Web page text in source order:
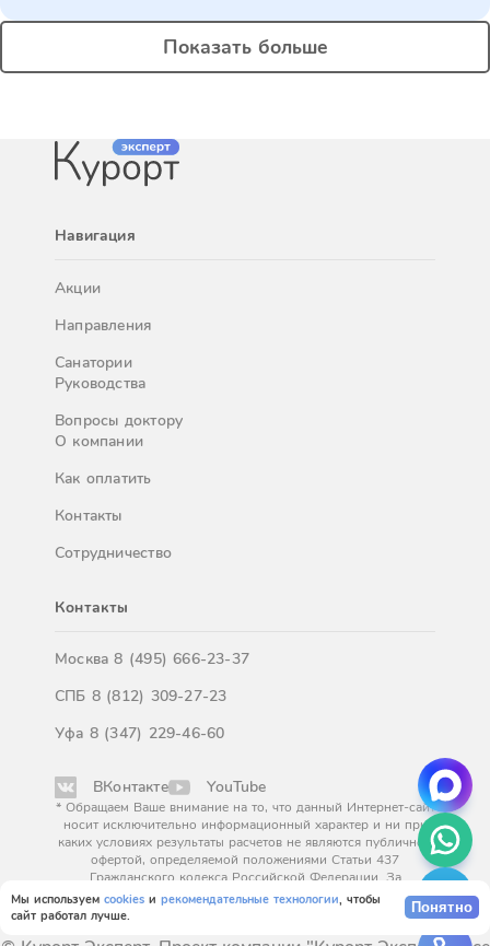
Мы используем cookies и рекомендательные технологии, чтобы
сайт работал лучше.
Понятно
Показать больше
Навигация
Акции
Направления
Санатории
Руководства
Вопросы доктору
О компании
Как оплатить
Контакты
Сотрудничество
Контакты
Москва8 (495) 666-23-37
СПБ 8 (812) 309-27-23
Уфа 8 (347) 229-46-60
ВКонтакте YouTube
* Обращаем Ваше внимание на то, что данный Интернет-сайт
носит исключительно информационный характер и ни при
каких условиях результаты расчетов не являются публичной
офертой, определяемой положениями Статьи 437
Гражданского кодекса Российской Федерации. За
окончательным расчетом обращайтесь к нашим менеджерам.